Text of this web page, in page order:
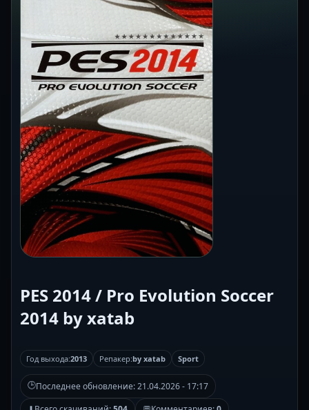
PES 2014 / Pro Evolution Soccer
2014 by xatab
Год выхода:2013 Репакер:by xatab Sport
🕒Последнее обновление:21.04.2026 - 17:17